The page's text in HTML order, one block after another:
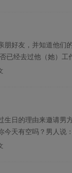
朋好友，并知道他
已经去过他（她）
生日的理由来邀请男
今天有空吗？男人说